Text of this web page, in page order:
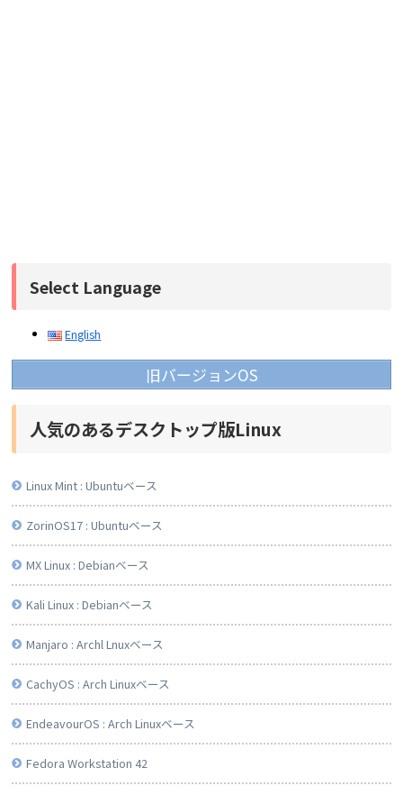
Select Language
English
旧バージョンOS
人気のあるデスクトップ版Linux
Linux Mint : Ubuntuベース
ZorinOS17 : Ubuntuベース
MX Linux : Debianベース
Kali Linux : Debianベース
Manjaro : Archl Lnuxベース
CachyOS : Arch Linuxベース
EndeavourOS : Arch Linuxベース
Fedora Workstation 42